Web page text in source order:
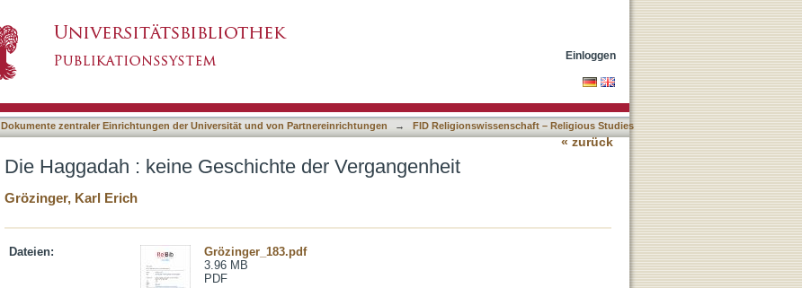
Einloggen
Dokumente zentraler Einrichtungen der Universität und von Partnereinrichtungen →
FID Religionswissenschaft – Religious Studies
« zurück
Die Haggadah : keine Geschichte der Vergangenheit
Grözinger, Karl Erich
Dateien:
Grözinger_183.pdf
3.96 MB
PDF